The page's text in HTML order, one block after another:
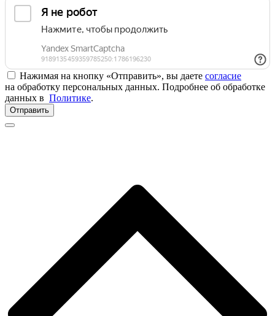
Нажимая на кнопку «Отправить», вы даете согласие
на обработку персональных данных. Подробнее об обработке
данных в Политике.
Отправить